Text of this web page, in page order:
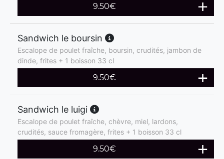
9.50€
Sandwich le boursin
Escalope de poulet fraîche, boursin, crudités, jambon de
dinde, frites + 1 boisson 33 cl
9.50€
Sandwich le luigi
Escalope de poulet fraîche, chèvre, miel, lardons,
crudités, sauce fromagère, frites + 1 boisson 33 cl
9.50€